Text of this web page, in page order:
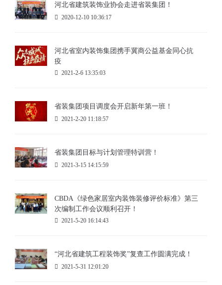
河北省建筑装饰业协会走进省装集团！
2020-12-10 10:36:17
河北省室内装饰集团携手冀商公益基金同心抗
疫
2021-2-6 13:35:03
省装集团项目调度会开启新年第一班！
2021-2-20 11:18:57
省装集团目标与计划管理特训营！
2021-3-15 14:15:59
CBDA《绿色家居室内装饰装修评价标准》第三
次编制工作会议顺利召开！
2021-5-20 16:14:43
“河北省建筑工程装饰奖”复查工作圆满完成！
2021-5-31 12:01:20